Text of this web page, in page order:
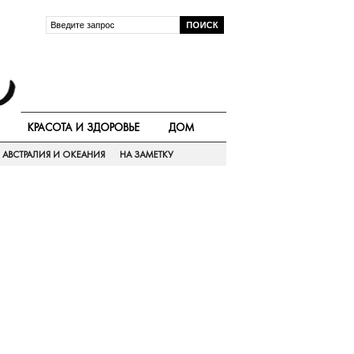
КРАСОТА И ЗДОРОВЬЕ ДОМ
АВСТРАЛИЯ И ОКЕАНИЯ НА ЗАМЕТКУ